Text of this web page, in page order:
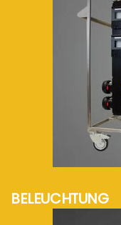
BELEUCHTUNG